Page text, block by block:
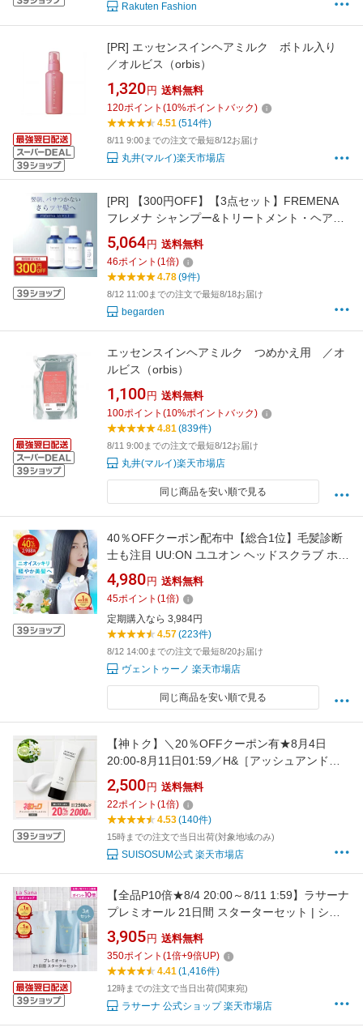
Rakuten Fashion
[PR] エッセンスインヘアミルク ボトル入り
／オルビス（orbis）
1,320 円 送料無料
120ポイント (10%ポイントバック)
4.51(514件)
8/11 9:00までの注文で最短8/12お届け
丸井(マルイ)楽天市場店
[PR]
【300円OFF】【3点セット】FREMENA
フレメナ シャンプー&トリートメント・ヘアオ
イル アールグレイの香り 紅茶 洗い流さな
いトリートメント ダメージ うねり 保護 保湿
補修 サロンケア 艶髪 オーガニック 日本製 送料
5,064 円 送料無料
46ポイント (1倍)
4.78(9件)
8/12 11:00までの注文で最短8/18お届け
begarden
エッセンスインヘアミルク つめかえ用 ／オ
ルビス（orbis）
1,100 円 送料無料
100ポイント (10%ポイントバック)
4.81(839件)
8/11 9:00までの注文で最短8/12お届け
丸井(マルイ)楽天市場店
同じ商品を安い順で見る
40％OFFクーポン配布中【総合1位】毛髪診断
士も注目 UU:ON ユユオン ヘッドスクラブ ホワ
イトティーの香り 毎日使える 頭皮スクラブ ス
カルプケア＆クリームシャンプー Wクレンズ
頭皮 毛髪 ニオイ ベタつき 美髪 ヘアフレグラン
ス 塩スクラブ不使用 日本製
4,980 円 送料無料
45ポイント (1倍)
定期購入なら 3,984円
4.57(223件)
8/12 14:00までの注文で最短8/20お届け
ヴェントゥーノ 楽天市場店
同じ商品を安い順で見る
【神トク】＼20％OFFクーポン有★8月4日
20:00-8月11日01:59／H&［アッシュアンド〕
アシッドヒートトリートメント 酸熱トリートメ
ント 洗い流さないトリートメント ストレート
ヘア ヘアミルク リリージャスミンの香り ダメ
ージ補修 ツヤ出し 速乾 送料無料
2,500 円 送料無料
22ポイント (1倍)
4.53(140件)
15時までの注文で当日出荷(対象地域のみ)
SUISOSUM公式 楽天市場店
【全品P10倍★8/4 20:00～8/11 1:59】ラサーナ
プレミオール 21日間 スターターセット | シャ
ンプー トリートメント ヘアエッセンス ヘアケ
ア 洗い流さない お試し セット ヘアオイル 旅行
用 トラベルセット パサつき トラベル
3,905 円 送料無料
350ポイント (1倍+9倍UP)
4.41(1,416件)
12時までの注文で当日出荷(関東宛)
ラサーナ 公式ショップ 楽天市場店